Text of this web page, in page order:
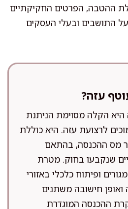
ההטבה, הפרטים החקיקתיים
על התושבים ובעלי העסקים
עזה?
הקלה מסוימת הניתנת
לרצועת עזה. היא כוללת
מס ההכנסה, בהתאם
שנקבעו בחוק. מטרת
ופיתוח כלכלי באזורי
ואופן חישובה משתנים
ההכנסה המוגדרת